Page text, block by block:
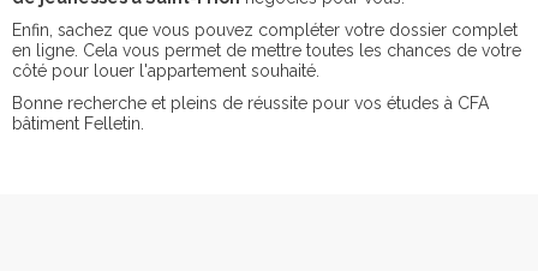
Enfin, sachez que vous pouvez compléter votre dossier complet
en ligne. Cela vous permet de mettre toutes les chances de votre
côté pour louer l'appartement souhaité.
Bonne recherche et pleins de réussite pour vos études à CFA
bâtiment Felletin.